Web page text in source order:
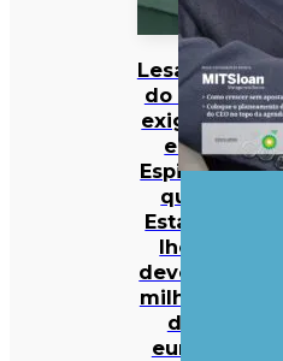
Lesados
do BES
exigem
em
Espinho
que
Estado
lhes
devolva
milhões
de
euros